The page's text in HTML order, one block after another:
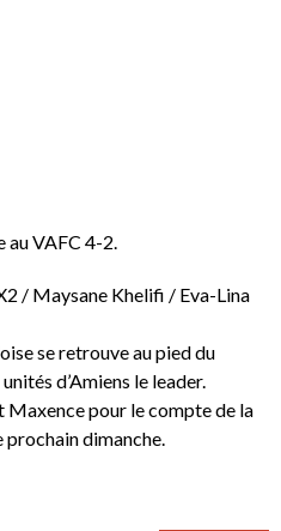
au VAFC 4-2.
/ Maysane Khelifi / Eva-Lina
se retrouve au pied du
d’Amiens le leader.
Maxence pour le compte de la
prochain dimanche.